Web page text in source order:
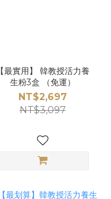
【最實用】 韓教授活力養
生粉3盒 （免運）
NT$2,697
NT$3,097